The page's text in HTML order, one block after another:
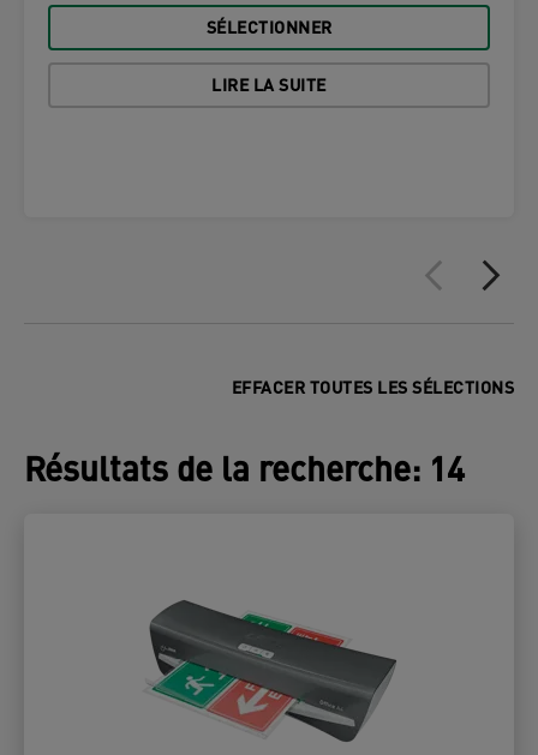
SÉLECTIONNER
LIRE LA SUITE
EFFACER TOUTES LES SÉLECTIONS
Résultats de la recherche: 14